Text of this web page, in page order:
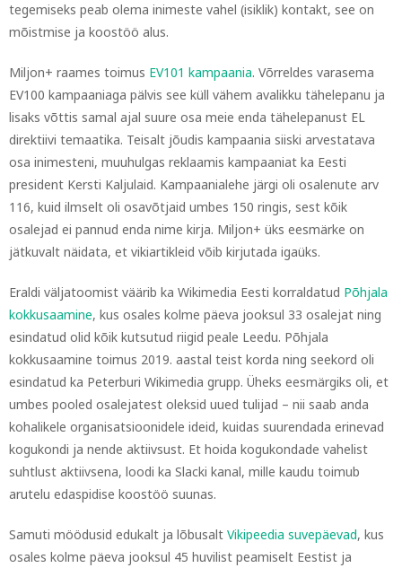
tegemiseks peab olema inimeste vahel (isiklik) kontakt, see on
mõistmise ja koostöö alus.
Miljon+ raames toimus EV101 kampaania. Võrreldes varasema
EV100 kampaaniaga pälvis see küll vähem avalikku tähelepanu ja
lisaks võttis samal ajal suure osa meie enda tähelepanust EL
direktiivi temaatika. Teisalt jõudis kampaania siiski arvestatava
osa inimesteni, muuhulgas reklaamis kampaaniat ka Eesti
president Kersti Kaljulaid. Kampaanialehe järgi oli osalenute arv
116, kuid ilmselt oli osavõtjaid umbes 150 ringis, sest kõik
osalejad ei pannud enda nime kirja. Miljon+ üks eesmärke on
jätkuvalt näidata, et vikiartikleid võib kirjutada igaüks.
Eraldi väljatoomist väärib ka Wikimedia Eesti korraldatud Põhjala
kokkusaamine, kus osales kolme päeva jooksul 33 osalejat ning
esindatud olid kõik kutsutud riigid peale Leedu. Põhjala
kokkusaamine toimus 2019. aastal teist korda ning seekord oli
esindatud ka Peterburi Wikimedia grupp. Üheks eesmärgiks oli, et
umbes pooled osalejatest oleksid uued tulijad – nii saab anda
kohalikele organisatsioonidele ideid, kuidas suurendada erinevad
kogukondi ja nende aktiivsust. Et hoida kogukondade vahelist
suhtlust aktiivsena, loodi ka Slacki kanal, mille kaudu toimub
arutelu edaspidise koostöö suunas.
Samuti möödusid edukalt ja lõbusalt Vikipeedia suvepäevad, kus
osales kolme päeva jooksul 45 huvilist peamiselt Eestist ja